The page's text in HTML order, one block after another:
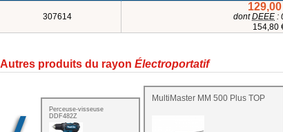
307614 dontDEEE :
154,80
Autres produits du rayon Électroportatif
Perceuse-visseuse
DDF482Z
MultiMaster MM 500 Plus TOP